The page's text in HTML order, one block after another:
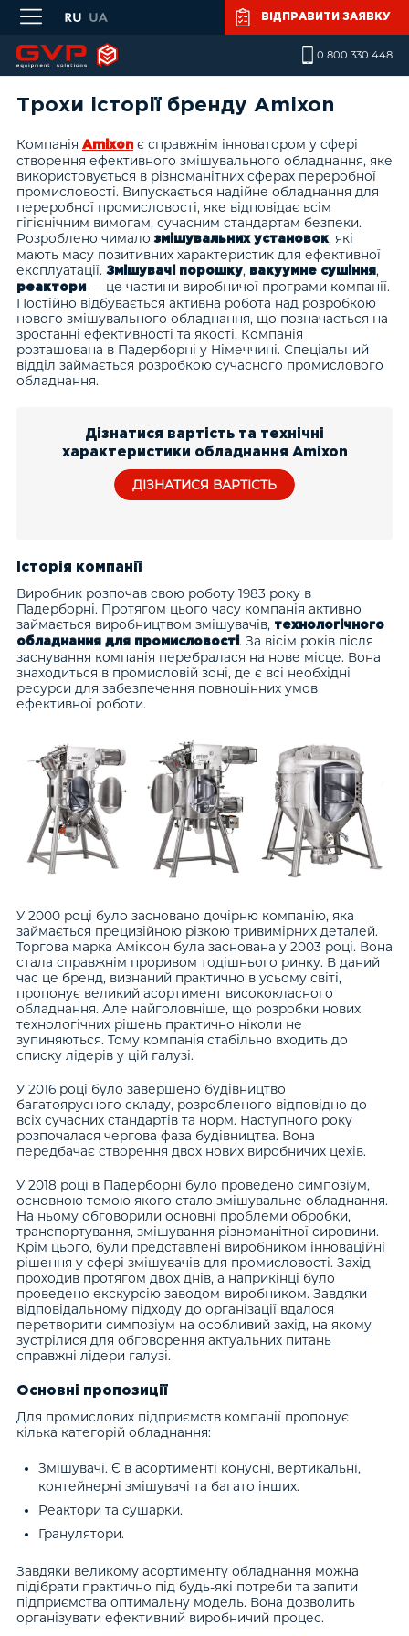
Skip to main content
ВІДПРАВИТИ ЗАЯВКУ
0 800 330 448
Трохи історії бренду Аmixon
Компанія Аmixonє справжнім інноватором у сфері
створення ефективного змішувального обладнання, яке
використовується в різноманітних сферах переробної
промисловості. Випускається надійне обладнання для
переробної промисловості, яке відповідає всім
гігієнічним вимогам, сучасним стандартам безпеки.
Розроблено чималозмішувальних установок, які
мають масу позитивних характеристик для ефективної
експлуатації. Змішувачі порошку, вакуумне сушіння,
реактори— це частини виробничої програми компанії.
Постійно відбувається активна робота над розробкою
нового змішувального обладнання, що позначається на
зростанні ефективності та якості. Компанія
розташована в Падерборні у Німеччині. Спеціальний
відділ займається розробкою сучасного промислового
обладнання.
Дізнатися вартість та технічні
характеристики обладнання Amixon
ДІЗНАТИСЯ ВАРТІСТЬ
Історія компанії
Виробник розпочав свою роботу 1983 року в
Падерборні. Протягом цього часу компанія активно
займається виробництвом змішувачів, технологічного
обладнання для промисловості. За вісім років після
заснування компанія перебралася на нове місце. Вона
знаходиться в промисловій зоні, де є всі необхідні
ресурси для забезпечення повноцінних умов
ефективної роботи.
У 2000 році було засновано дочірню компанію, яка
займається прецизійною різкою тривимірних деталей.
Торгова марка Аміксон була заснована у 2003 році. Вона
стала справжнім проривом тодішнього ринку. В даний
час це бренд, визнаний практично в усьому світі,
пропонує великий асортимент висококласного
обладнання. Але найголовніше, що розробки нових
технологічних рішень практично ніколи не
зупиняються. Тому компанія стабільно входить до
списку лідерів у цій галузі.
У 2016 році було завершено будівництво
багатоярусного складу, розробленого відповідно до
всіх сучасних стандартів та норм. Наступного року
розпочалася чергова фаза будівництва. Вона
передбачає створення двох нових виробничих цехів.
У 2018 році в Падерборні було проведено симпозіум,
основною темою якого стало змішувальне обладнання.
На ньому обговорили основні проблеми обробки,
транспортування, змішування різноманітної сировини.
Крім цього, були представлені виробником інноваційні
рішення у сфері змішувачів для промисловості. Захід
проходив протягом двох днів, а наприкінці було
проведено екскурсію заводом-виробником. Завдяки
відповідальному підходу до організації вдалося
перетворити симпозіум на особливий захід, на якому
зустрілися для обговорення актуальних питань
справжні лідери галузі.
Основні пропозиції
Для промислових підприємств компанії пропонує
кілька категорій обладнання:
Змішувачі. Є в асортименті конусні, вертикальні,
контейнерні змішувачі та багато інших.
Реактори та сушарки.
Гранулятори.
Завдяки великому асортименту обладнання можна
підібрати практично під будь-які потреби та запити
підприємства оптимальну модель. Вона дозволить
організувати ефективний виробничий процес.